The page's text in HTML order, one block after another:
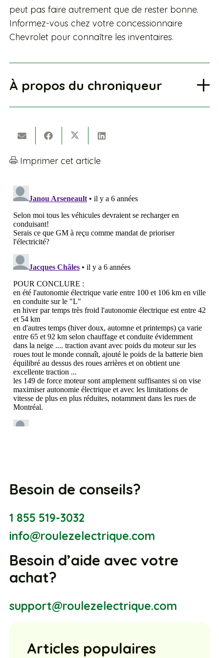
peut pas faire autrement que de rester bonne.
Informez-vous chez votre concessionnaire
Chevrolet pour connaître les inventaires.
À propos du chroniqueur
Imprimer cet article
Besoin de conseils?
1 855 519-3032
info@roulezelectrique.com
Besoin d’aide avec votre
achat?
support@roulezelectrique.com
Articles populaires